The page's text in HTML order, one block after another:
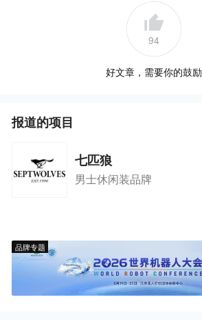
94
好文章，需要你的鼓励
报道的项目
七匹狼
男士休闲装品牌
品牌专题